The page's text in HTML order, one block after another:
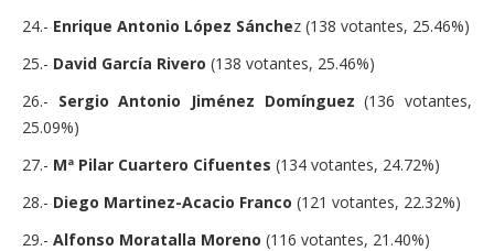
24.- Enrique Antonio López Sánchez (138 votantes, 25.46%)
25.- David García Rivero (138 votantes, 25.46%)
26.- Sergio Antonio Jiménez Domínguez (136 votantes,
25.09%)
27.- Mª Pilar Cuartero Cifuentes (134 votantes, 24.72%)
28.- Diego Martinez-Acacio Franco (121 votantes, 22.32%)
29.- Alfonso Moratalla Moreno (116 votantes, 21.40%)